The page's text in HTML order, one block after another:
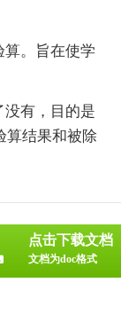
算。旨在使学
没有，目的是
算结果和被除
点击下载文档
文档为doc格式